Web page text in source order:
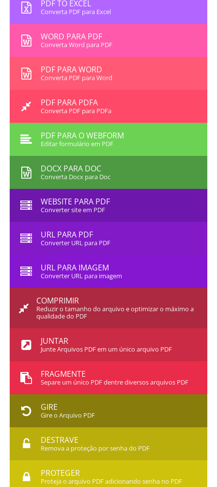
PDF TO EXCEL
Converta PDF para Excel
WORD PARA PDF
Converta Word para PDF
PDF PARA WORD
Converta PDF para Word
PDF PARA PDFA
Converta PDF para PDFa
PDF PARA O WEBFORM
Editar formulário em PDF
DOCX PARA DOC
Converta Docx para Doc
WEBSITE PARA PDF
Converter site em PDF
URL PARA PDF
Converter URL para PDF
URL PARA IMAGEM
Converter URL para imagem
COMPRIMIR
Reduzir o tamanho do arquivo e optimizar o máximo a
qualidade do PDF
JUNTAR
Junte Arquivos PDF em um único arquivo PDF
FRAGMENTE
Separe um único PDF dentre diversos arquivos PDF
GIRE
Gire o Arquivo PDF
DESTRAVE
Remova a proteção por senha do PDF
PROTEGER
Proteja o arquivo PDF adicionando senha no PDF